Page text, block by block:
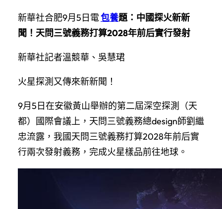
新華社合肥9月5日電包養題：中國探火新新
聞！天問三號義務打算2028年前后實行發射
新華社記者溫競華、吳慧珺
火星探測又傳來新新聞！
9月5日在安徽黃山舉辦的第二屆深空探測（天
都）國際會議上，天問三號義務總design師劉繼
忠流露，我國天問三號義務打算2028年前后實
行兩次發射義務，完成火星樣品前往地球。